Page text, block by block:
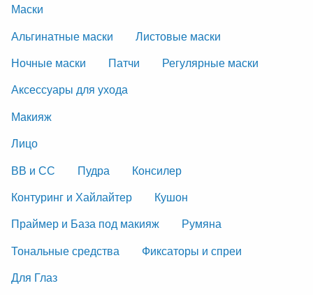
Маски
Альгинатные маски
Листовые маски
Ночные маски
Патчи
Регулярные маски
Аксессуары для ухода
Макияж
Лицо
ВВ и СС
Пудра
Консилер
Контуринг и Хайлайтер
Кушон
Праймер и База под макияж
Румяна
Тональные средства
Фиксаторы и спреи
Для Глаз